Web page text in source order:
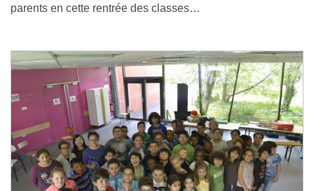
parents en cette rentrée des classes…